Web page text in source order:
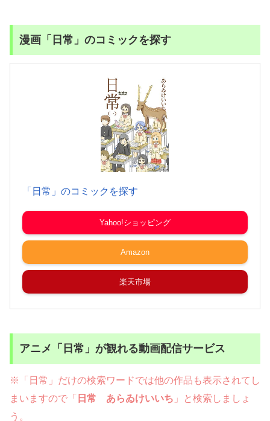
漫画「日常」のコミックを探す
「日常」のコミックを探す
Yahoo!ショッピング
Amazon
楽天市場
アニメ「日常」が観れる動画配信サービス
※「日常」だけの検索ワードでは他の作品も表示されてし
まいますので「 日常 あらゐけいいち 」と検索しましょ
う。